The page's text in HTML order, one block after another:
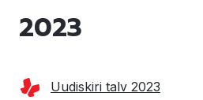
2023
Uudiskiri talv 2023